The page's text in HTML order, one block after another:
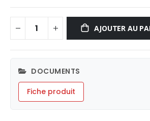
AJOUTER AU
DOCUMENTS
Fiche produit